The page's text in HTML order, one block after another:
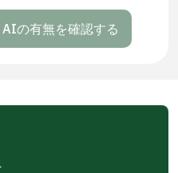
AIの有無を確認する